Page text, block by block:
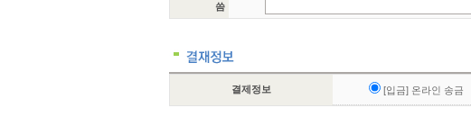
씀
결제정보 [입금] 온라인 송금